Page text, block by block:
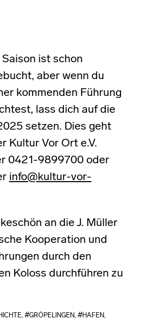
ist schon
aber wenn du
kommenden Führung
lass dich auf die
setzen. Dies geht
Kultur Vor Ort e.V.
0421-9899700 oder
info@kultur-vor-
an die J. Müller
Kooperation und
durch den
Koloss durchführen zu
, GRÖPELINGEN, HAFEN,